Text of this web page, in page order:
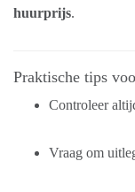
huurprijs.
Praktische tips
Controleer
Vraag om